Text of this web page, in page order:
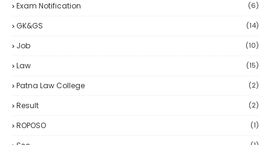
Exam Notification (6)
GK&GS (14)
Job (10)
Law (15)
Patna Law College (2)
Result (2)
ROPOSO (1)